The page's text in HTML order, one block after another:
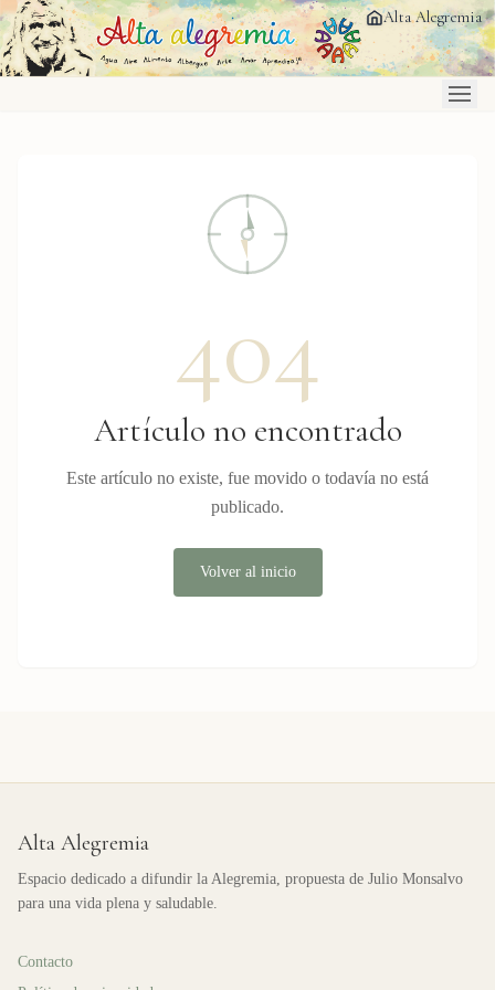
Saltar al contenido principal Alta Alegremia
404
Artículo no encontrado
Este artículo no existe, fue movido o todavía no está
publicado.
Volver al inicio
Alta Alegremia
Espacio dedicado a difundir la Alegremia, propuesta de Julio Monsalvo
para una vida plena y saludable.
Contacto